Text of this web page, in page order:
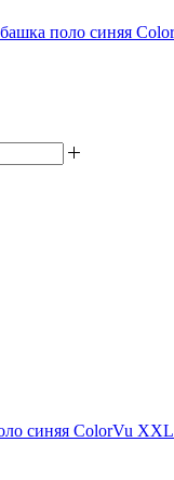
поло синяя
синяя ColorVu XXL